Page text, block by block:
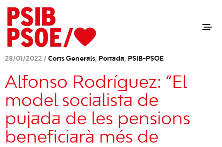
28/01/2022 / Corts Generals, Portada, PSIB-PSOE
Alfonso Rodríguez: “El
model socialista de
pujada de les pensions
beneficiarà més de